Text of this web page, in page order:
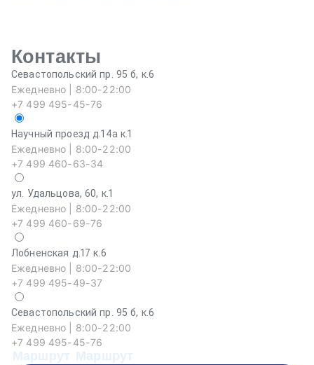
Контакты
Севастопольский пр. 95 б, к.6
Ежедневно | 8:00-22:00
+7 499 495-45-76
Научный проезд д.14а к.1
Ежедневно | 8:00-22:00
+7 499 460-63-34
ул. Удальцова, 60, к.1
Ежедневно | 8:00-22:00
+7 499 460-69-76
Лобненская д.17 к.6
Ежедневно | 8:00-22:00
+7 499 495-49-37
Севастопольский пр. 95 б, к.6
Ежедневно | 8:00-22:00
+7 499 495-45-76
Маршрут Маршрут